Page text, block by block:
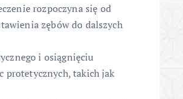
rozpoczyna się od
zębów do dalszych
i osiągnięciu
protetycznych, takich jak